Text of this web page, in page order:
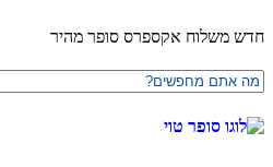
אקספרס סופר מהיר